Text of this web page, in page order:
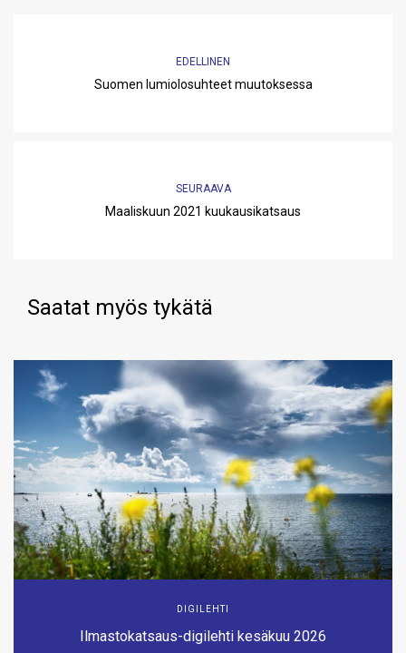
EDELLINEN
Suomen lumiolosuhteet muutoksessa
SEURAAVA
Maaliskuun 2021 kuukausikatsaus
Saatat myös tykätä
DIGILEHTI
Ilmastokatsaus-digilehti kesäkuu 2026